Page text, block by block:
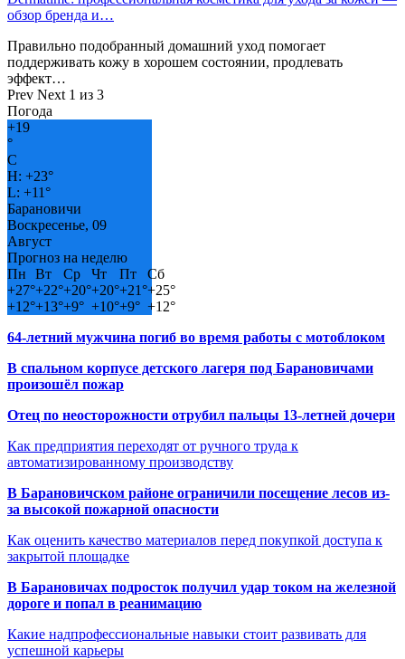
обзор бренда и…
Правильно подобранный домашний уход помогает
поддерживать кожу в хорошем состоянии, продлевать
эффект…
Prev Next 1 из 3
Погода
+19
°
C
H: +23°
L: +11°
Барановичи
Воскресенье, 09
Август
Прогноз на неделю
Пн
Вт Ср Чт Пт
Сб
+27°+22°+20°+20°+21°+25°
+12°+13°+9° +10°+9° +12°
64-летний мужчина погиб во время работы с мотоблоком
В спальном корпусе детского лагеря под Барановичами
произошёл пожар
Отец по неосторожности отрубил пальцы 13-летней дочери
Как предприятия переходят от ручного труда к
автоматизированному производству
В Барановичском районе ограничили посещение лесов из-
за высокой пожарной опасности
Как оценить качество материалов перед покупкой доступа к
закрытой площадке
В Барановичах подросток получил удар током на железной
дороге и попал в реанимацию
Какие надпрофессиональные навыки стоит развивать для
успешной карьеры